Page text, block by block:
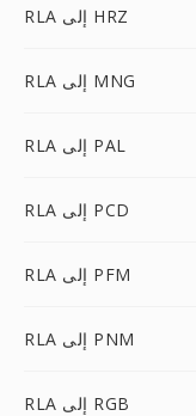
RLA إلى HRZ
RLA إلى MNG
RLA إلى PAL
RLA إلى PCD
RLA إلى PFM
RLA إلى PNM
RLA إلى RGB